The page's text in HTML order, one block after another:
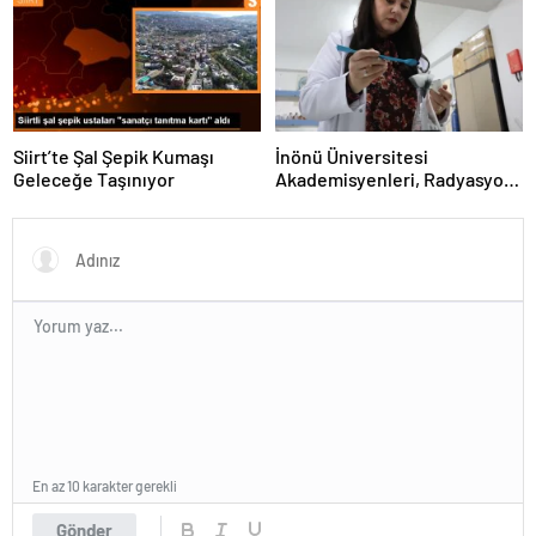
Siirt’te Şal Şepik Kumaşı
Geleceğe Taşınıyor
İnönü Üniversitesi
Akademisyenleri, Radyasyon
Gönder
En az 10 karakter gerekli